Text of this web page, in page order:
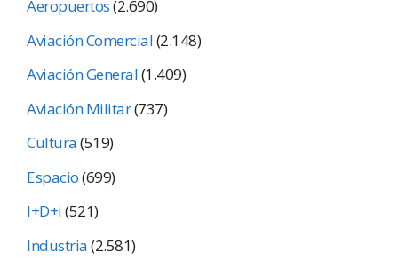
Aeropuertos(2.690)
Aviación Comercial(2.148)
Aviación General(1.409)
Aviación Militar(737)
Cultura(519)
Espacio(699)
I+D+i(521)
Industria(2.581)